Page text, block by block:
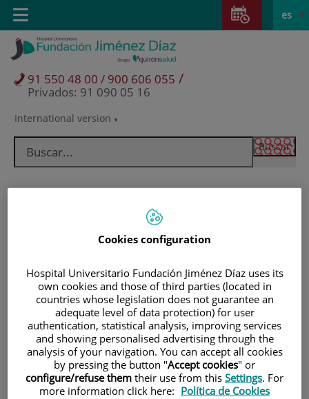
Saltar al contenido
Saltar
contenido
Selector
idioma
activo
es
International version
91 550 48 00 / 900 606 055 /
Privados: 91 090 05 16
Toggle
navigation
Pacientes y visitantes
Cookies configuration
Hospital Universitario Fundación Jiménez Díaz uses its
own cookies and those of third parties (located in
countries whose legislation does not guarantee an
adequate level of data protection) for user
authentication, statistical analysis, improving services
and showing personalised advertising through the
analysis of your navigation. You can accept all cookies
by pressing the button "Accept cookies" or
configure/refuse them their use from this Settings. For
more information click here: Política de Cookies